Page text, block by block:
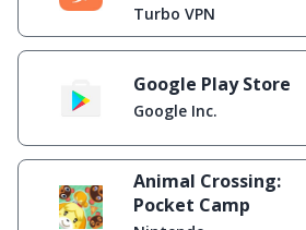
Diblokir
Turbo VPN
Google Play Store
Google Inc.
Animal Crossing:
Pocket Camp